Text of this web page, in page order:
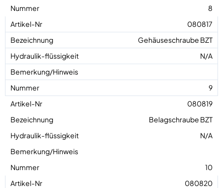
8
080817
Gehäuseschraube BZT
N/A
9
080819
Belagschraube BZT
N/A
10
080820